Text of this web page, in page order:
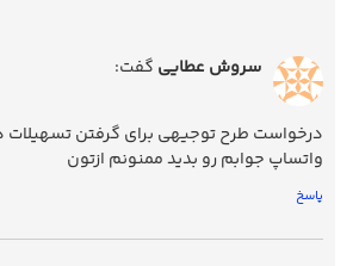
سروش عطایی گفت:
درخواست طرح توجیهی برای گرفتن تسهیلات
واتساپ جوابم رو بدید ممنونم ازتون
پاسخ